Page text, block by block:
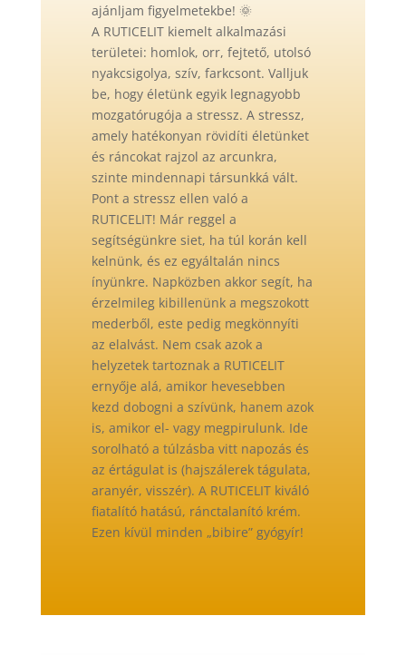
ajánljam figyelmetekbe! 🌞
A RUTICELIT kiemelt alkalmazási
területei: homlok, orr, fejtető, utolsó
nyakcsigolya, szív, farkcsont. Valljuk
be, hogy életünk egyik legnagyobb
mozgatórugója a stressz. A stressz,
amely hatékonyan rövidíti életünket
és ráncokat rajzol az arcunkra,
szinte mindennapi társunkká vált.
Pont a stressz ellen való a
RUTICELIT! Már reggel a
segítségünkre siet, ha túl korán kell
kelnünk, és ez egyáltalán nincs
ínyünkre. Napközben akkor segít, ha
érzelmileg kibillenünk a megszokott
mederből, este pedig megkönnyíti
az elalvást. Nem csak azok a
helyzetek tartoznak a RUTICELIT
ernyője alá, amikor hevesebben
kezd dobogni a szívünk, hanem azok
is, amikor el- vagy megpirulunk. Ide
sorolható a túlzásba vitt napozás és
az értágulat is (hajszálerek tágulata,
aranyér, visszér). A RUTICELIT kiváló
fiatalító hatású, ránctalanító krém.
Ezen kívül minden „bibire” gyógyír!